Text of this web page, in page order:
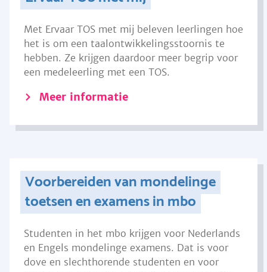
Met Ervaar TOS met mij beleven leerlingen hoe
het is om een taalontwikkelingsstoornis te
hebben. Ze krijgen daardoor meer begrip voor
een medeleerling met een TOS.
Meer informatie
Voorbereiden van mondelinge
toetsen en examens in mbo
Studenten in het mbo krijgen voor Nederlands
en Engels mondelinge examens. Dat is voor
dove en slechthorende studenten en voor